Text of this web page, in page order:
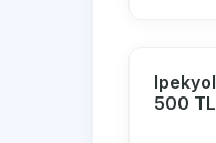
500 TL